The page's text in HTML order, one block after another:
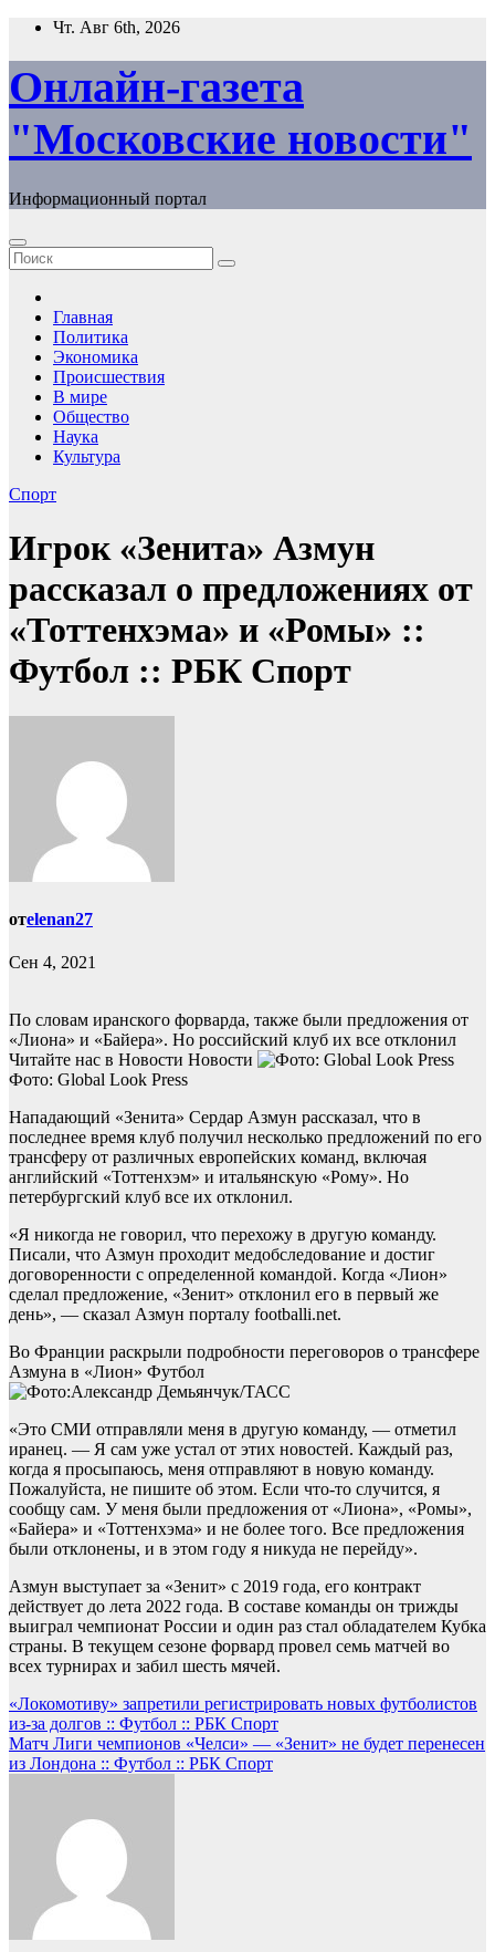
Перейти
содержимому
Чт. Авг 6th, 2026
Онлайн-газета
"Московские новости"
Информационный портал
Главная
Политика
Экономика
Происшествия
В мире
Общество
Наука
Культура
Спорт
Игрок «Зенита» Азмун
рассказал о предложениях от
«Тоттенхэма» и «Ромы» ::
Футбол :: РБК Спорт
отelenan27
Сен 4, 2021
По словам иранского форварда, также были предложения от
«Лиона» и «Байера». Но российский клуб их все отклонил
Читайте нас в Новости Новости
Фото: Global Look Press
Нападающий «Зенита» Сердар Азмун рассказал, что в
последнее время клуб получил несколько предложений по его
трансферу от различных европейских команд, включая
английский «Тоттенхэм» и итальянскую «Рому». Но
петербургский клуб все их отклонил.
«Я никогда не говорил, что перехожу в другую команду.
Писали, что Азмун проходит медобследование и достиг
договоренности с определенной командой. Когда «Лион»
сделал предложение, «Зенит» отклонил его в первый же
день», — сказал Азмун порталу footballi.net.
Во Франции раскрыли подробности переговоров о трансфере
Азмуна в «Лион» Футбол
«Это СМИ отправляли меня в другую команду, — отметил
иранец. — Я сам уже устал от этих новостей. Каждый раз,
когда я просыпаюсь, меня отправляют в новую команду.
Пожалуйста, не пишите об этом. Если что-то случится, я
сообщу сам. У меня были предложения от «Лиона», «Ромы»,
«Байера» и «Тоттенхэма» и не более того. Все предложения
были отклонены, и в этом году я никуда не перейду».
Азмун выступает за «Зенит» с 2019 года, его контракт
действует до лета 2022 года. В составе команды он трижды
выиграл чемпионат России и один раз стал обладателем Кубка
страны. В текущем сезоне форвард провел семь матчей во
всех турнирах и забил шесть мячей.
Навигация
по
записям
«Локомотиву» запретили регистрировать новых футболистов
из-за долгов :: Футбол :: РБК Спорт
Матч Лиги чемпионов «Челси» — «Зенит» не будет перенесен
из Лондона :: Футбол :: РБК Спорт